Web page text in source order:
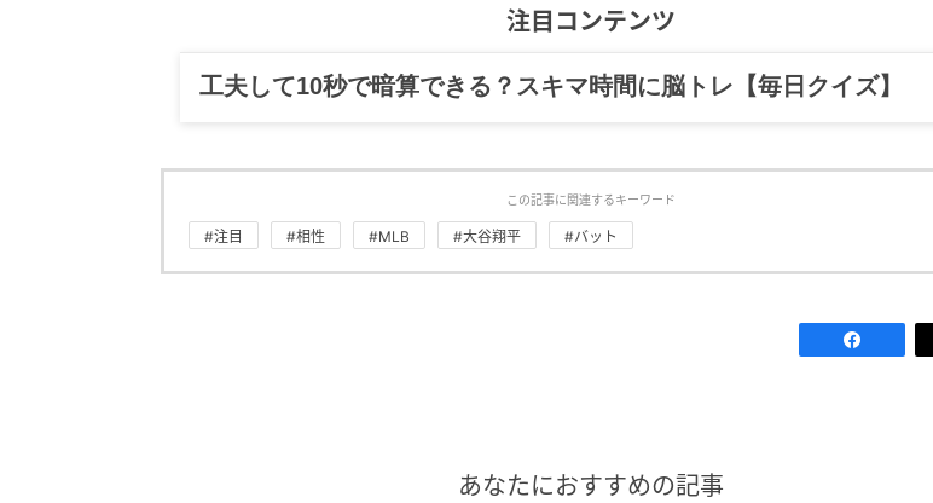
注目コンテンツ
グルメ、ギャグ、子育て、旅行記……全部、読めます。
この記事に関連するキーワード
#注目 #相性 #MLB #大谷翔平 #バット
あなたにおすすめの記事